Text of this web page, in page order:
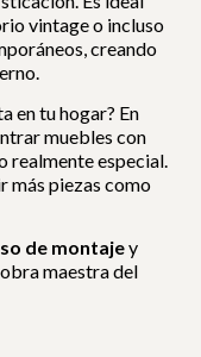
vintage o incluso
creando
en tu hogar? En
muebles con
realmente especial.
más piezas como
de montajey
maestra del